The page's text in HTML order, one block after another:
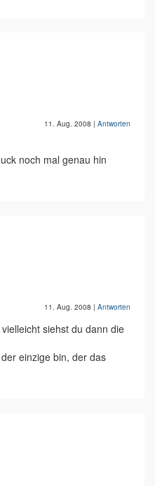
11. Aug. 2008 | Antworten
noch mal genau hin
11. Aug. 2008 | Antworten
siehst du dann die
einzige bin, der das